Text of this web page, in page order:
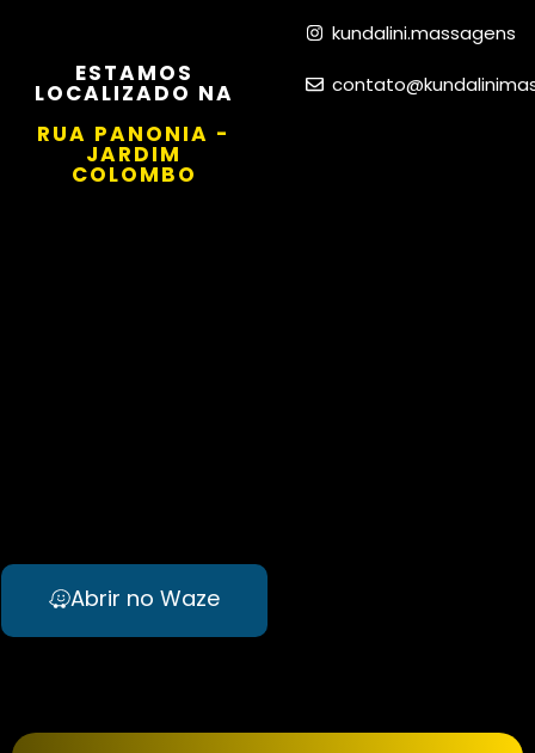
kundalini.massagens
ESTAMOS
LOCALIZADO NA
RUA PANONIA -
JARDIM
COLOMBO
Abrir no Waze